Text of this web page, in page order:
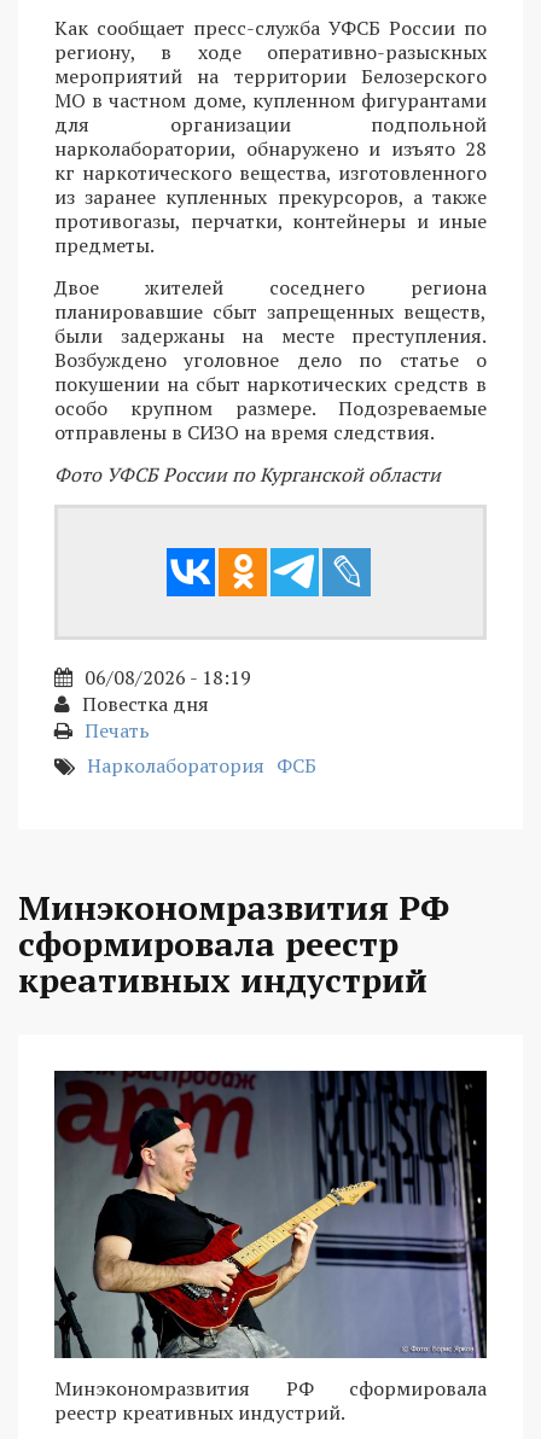
Как сообщает пресс-служба УФСБ России по
региону, в ходе оперативно-разыскных
мероприятий на территории Белозерского
МО в частном доме, купленном фигурантами
для организации подпольной
нарколаборатории, обнаружено и изъято 28
кг наркотического вещества, изготовленного
из заранее купленных прекурсоров, а также
противогазы, перчатки, контейнеры и иные
предметы.
Двое жителей соседнего региона
планировавшие сбыт запрещенных веществ,
были задержаны на месте преступления.
Возбуждено уголовное дело по статье о
покушении на сбыт наркотических средств в
особо крупном размере. Подозреваемые
отправлены в СИЗО на время следствия.
Фото УФСБ России по Курганской области
06/08/2026 - 18:19
Повестка дня
Печать
Нарколаборатория ФСБ
Минэкономразвития РФ
сформировала реестр
креативных индустрий
Минэкономразвития РФ сформировала
реестр креативных индустрий.